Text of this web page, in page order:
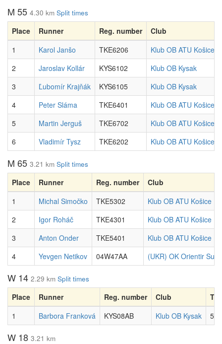
M 55 4.30 km Split times
Place Runner Reg. number
Club
1
Karol Janšo TKE6206
Klub OB ATU Košice
2
Jaroslav Kollár KYS6102
Klub OB Kysak
3
Ľubomír Krajňák KYS6105
Klub OB Kysak
4
Peter Sláma TKE6401
Klub OB ATU Košice
5
Martin Jerguš TKE6702
Klub OB ATU Košice
6
Vladimír Tysz TKE6202 Klub OB ATU Košice
M 65 3.21 km Split times
Place Runner Reg. number
Club
1
Michal Simočko TKE5302
Klub OB ATU Košice
2
Igor Roháč TKE4301
Klub OB ATU Košice
3
Anton Onder TKE5401
Klub OB ATU Košice
4
Yevgen Netikov 04W47AA (UKR) OK Orientir
W 14 2.29 km Split times
Place Runner Reg. number Club
1
Barbora Franková KYS08AB Klub OB Kysak
W 18 3.21 km